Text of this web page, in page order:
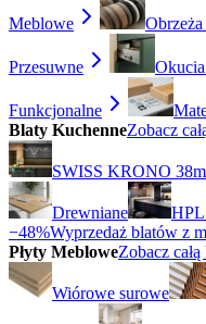
Meblowe
Przesuwne
Funkcjonalne
Blaty KuchenneZobacz
SWISS KRONO
Drewniane HPL
−48%Wyprzedaż blatów z
Płyty MebloweZobacz
Wiórowe surowe